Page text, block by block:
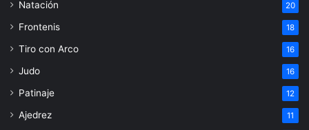
Natación 20
Frontenis 18
Tiro con Arco 16
Judo 16
Patinaje 12
Ajedrez 11